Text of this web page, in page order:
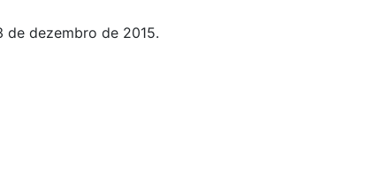
de dezembro de 2015.